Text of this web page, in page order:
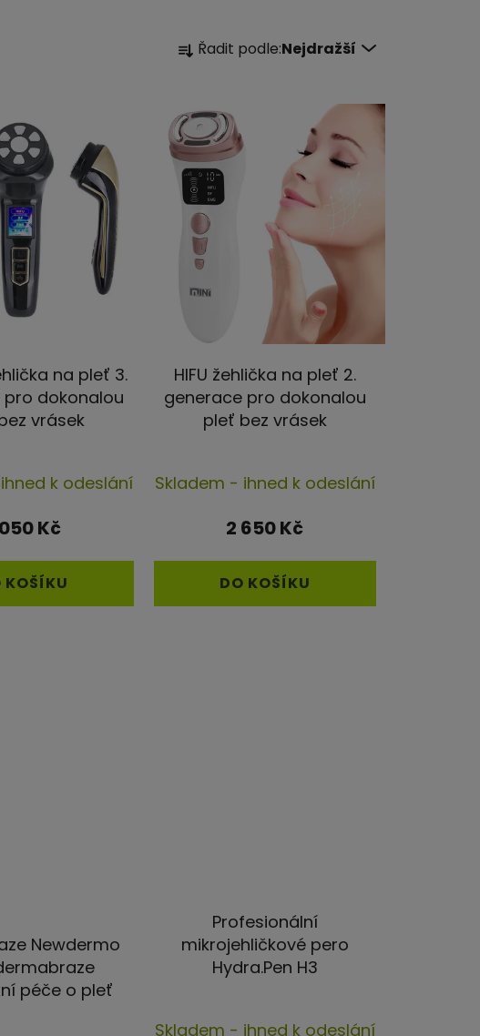
a
e
n
í
p
r
o
Řadit podle:Nejdražší
na pleť 3.
dokonalou
vrásek
hodnocení
produktu
4,4
z
k odeslání
Kč
KOŠÍKU
HIFU žehlička na pleť 2.
generace pro dokonalou
pleť bez vrásek
hodnocení
produktu
4,4
z
Skladem - ihned k odeslání
2 650 Kč
DO KOŠÍKU
Newdermo
péče o pleť
Profesionální
mikrojehličkové pero
Hydra.Pen H3
Skladem - ihned k odeslání